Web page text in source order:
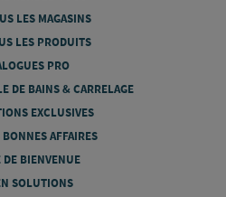
LES MAGASINS
LES PRODUITS
PRO
DE BAINS & CARRELAGE
EXCLUSIVES
AFFAIRES
DE BIENVENUE
SOLUTIONS